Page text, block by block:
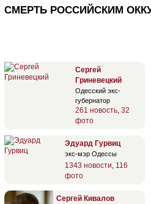
СМЕРТЬ РОССИЙСКИМ
Сергей
Гриневецкий
Одесский экс-
губернатор
261 новость, 32
фото
Эдуард Гурвиц
экс-мэр Одессы
1343 новости, 116
фото
Сергей Кивалов